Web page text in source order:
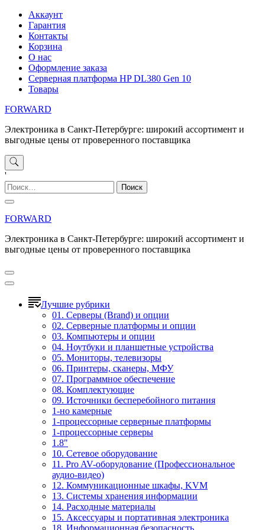
Перейти
содержимому
Аккаунт
Гарантия
Контакты
Корзина
О нас
Оформление заказа
Серверная платформа HP DL380 Gen 10
Товары
FORWARD
Электроника в Санкт-Петербурге: широкий ассортимент и
выгодные цены от проверенного поставщика
'
Найти:
FORWARD
Электроника в Санкт-Петербурге: широкий ассортимент и
выгодные цены от проверенного поставщика
Лучшие рубрики
01. Серверы (Brand) и опции
02. Серверные платформы и опции
03. Компьютеры и опции
04. Ноутбуки и планшетные устройства
05. Мониторы, телевизоры
06. Принтеры, сканеры, МФУ
07. Программное обеспечение
08. Комплектующие
09. Источники бесперебойного питания
1-но камерные
1-процессорные серверные платформы
1-процессорные серверы
1.8"
10. Сетевое оборудование
11. Pro AV-оборудование (Профессиональное
аудио-видео)
12. Коммуникационные шкафы, KVM
13. Системы хранения информации
14. Расходные материалы
15. Аксессуары и портативная электроника
18. Информационная безопасность